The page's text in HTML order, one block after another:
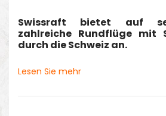
Swissraft bietet auf
zahlreiche Rundflüge mit
durch die Schweiz an.
Lesen Sie mehr